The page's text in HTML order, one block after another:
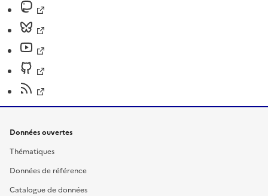
Données ouvertes
Thématiques
Données de référence
Catalogue de données